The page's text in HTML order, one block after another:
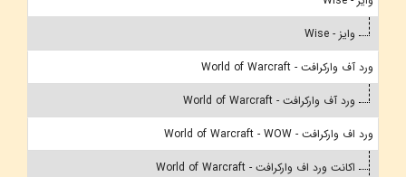
وایز - Wise
ورد آف وارکرافت - World of Warcraft
ورد آف وارکرافت - World of Warcraft
ورد اف وارکرافت - World of Warcraft - WOW
اکانت ورد اف وارکرافت - World of Warcraft